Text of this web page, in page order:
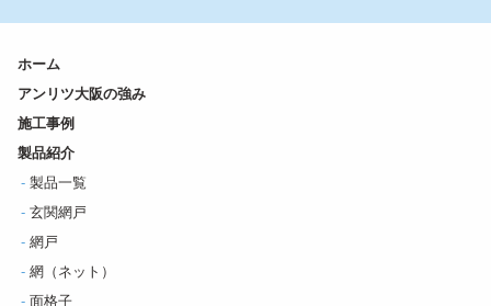
ホーム
アンリツ大阪の強み
施工事例
製品紹介
製品一覧
玄関網戸
網戸
網（ネット）
面格子